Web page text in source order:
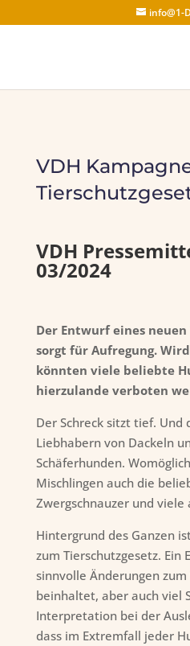
info@1-
VDH
VDH
03/2024
Der Entwurf eines neuen
sorgt für Aufregung.
könnten viele beliebte
hierzulande verboten
Der Schreck sitzt tief. Und
Liebhabern von Dackeln
Schäferhunden.
Mischlingen auch die
Zwergschnauzer und viele
Hintergrund des Ganzen
zum Tierschutzgesetz. Ein
sinnvolle Änderungen
beinhaltet, aber auch viel
Interpretation bei der
dass im Extremfall jeder